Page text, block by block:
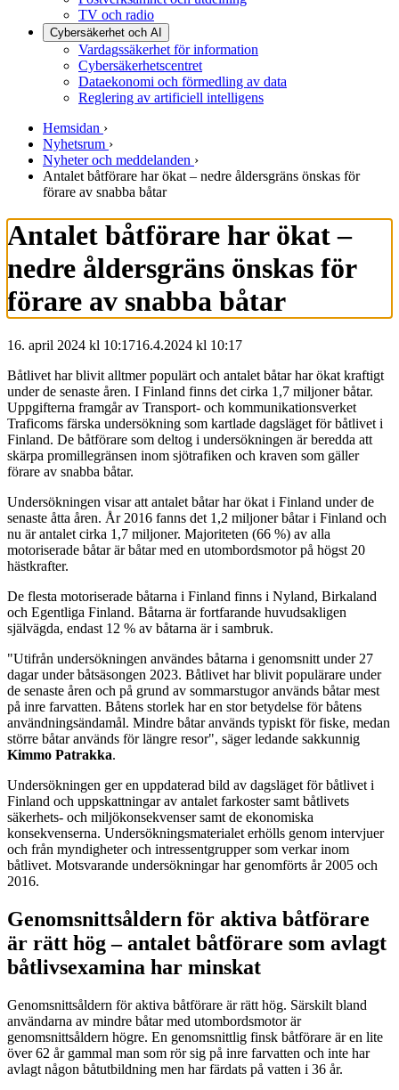
TV och radio
Cybersäkerhet och AI
Vardagssäkerhet för information
Cybersäkerhetscentret
Dataekonomi och förmedling av data
Reglering av artificiell intelligens
Hemsidan ›
Nyhetsrum ›
Nyheter och meddelanden ›
Antalet båtförare har ökat – nedre åldersgräns önskas för
förare av snabba båtar
Antalet båtförare har ökat –
nedre åldersgräns önskas för
förare av snabba båtar
16. april 2024 kl 10:1716.4.2024 kl 10:17
Båtlivet har blivit alltmer populärt och antalet båtar har ökat kraftigt
under de senaste åren. I Finland finns det cirka 1,7 miljoner båtar.
Uppgifterna framgår av Transport- och kommunikationsverket
Traficoms färska undersökning som kartlade dagsläget för båtlivet i
Finland. De båtförare som deltog i undersökningen är beredda att
skärpa promillegränsen inom sjötrafiken och kraven som gäller
förare av snabba båtar.
Undersökningen visar att antalet båtar har ökat i Finland under de
senaste åtta åren. År 2016 fanns det 1,2 miljoner båtar i Finland och
nu är antalet cirka 1,7 miljoner. Majoriteten (66 %) av alla
motoriserade båtar är båtar med en utombordsmotor på högst 20
hästkrafter.
De flesta motoriserade båtarna i Finland finns i Nyland, Birkaland
och Egentliga Finland. Båtarna är fortfarande huvudsakligen
självägda, endast 12 % av båtarna är i sambruk.
"Utifrån undersökningen användes båtarna i genomsnitt under 27
dagar under båtsäsongen 2023. Båtlivet har blivit populärare under
de senaste åren och på grund av sommarstugor används båtar mest
på inre farvatten. Båtens storlek har en stor betydelse för båtens
användningsändamål. Mindre båtar används typiskt för fiske, medan
större båtar används för längre resor", säger ledande sakkunnig
Kimmo Patrakka.
Undersökningen ger en uppdaterad bild av dagsläget för båtlivet i
Finland och uppskattningar av antalet farkoster samt båtlivets
säkerhets- och miljökonsekvenser samt de ekonomiska
konsekvenserna. Undersökningsmaterialet erhölls genom intervjuer
och från myndigheter och intressentgrupper som verkar inom
båtlivet. Motsvarande undersökningar har genomförts år 2005 och
2016.
Genomsnittsåldern för aktiva båtförare
är rätt hög – antalet båtförare som avlagt
båtlivsexamina har minskat
Genomsnittsåldern för aktiva båtförare är rätt hög. Särskilt bland
användarna av mindre båtar med utombordsmotor är
genomsnittsåldern högre. En genomsnittlig finsk båtförare är en lite
över 62 år gammal man som rör sig på inre farvatten och inte har
avlagt någon båtutbildning men har färdats på vatten i 36 år.